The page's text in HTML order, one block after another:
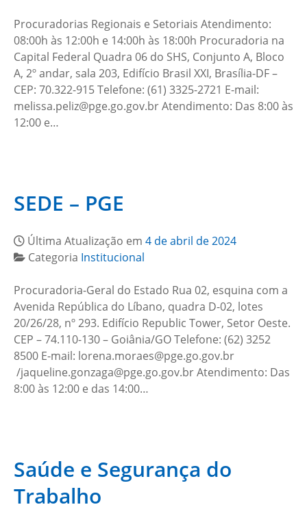
Procuradorias Regionais e Setoriais Atendimento:
08:00h às 12:00h e 14:00h às 18:00h Procuradoria na
Capital Federal Quadra 06 do SHS, Conjunto A, Bloco
A, 2º andar, sala 203, Edifício Brasil XXI, Brasília-DF –
CEP: 70.322-915 Telefone: (61) 3325-2721 E-mail:
melissa.peliz@pge.go.gov.br Atendimento: Das 8:00 às
12:00 e…
SEDE – PGE
Última Atualização em 4 de abril de 2024
Categoria Institucional
Procuradoria-Geral do Estado Rua 02, esquina com a
Avenida República do Líbano, quadra D-02, lotes
20/26/28, nº 293. Edifício Republic Tower, Setor Oeste.
CEP – 74.110-130 – Goiânia/GO Telefone: (62) 3252
8500 E-mail: lorena.moraes@pge.go.gov.br
/jaqueline.gonzaga@pge.go.gov.br Atendimento: Das
8:00 às 12:00 e das 14:00…
Saúde e Segurança do
Trabalho